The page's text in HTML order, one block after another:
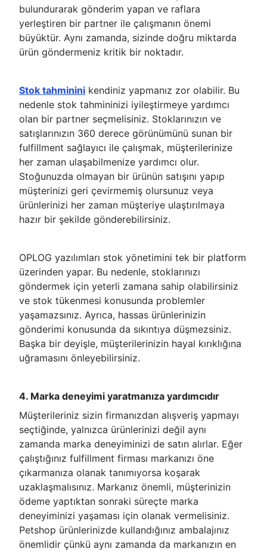
bulundurarak gönderim yapan ve raflara
yerleştiren bir partner ile çalışmanın önemi
büyüktür. Aynı zamanda, sizinde doğru miktarda
ürün göndermeniz kritik bir noktadır.
Stok tahminini kendiniz yapmanız zor olabilir. Bu
nedenle stok tahmininizi iyileştirmeye yardımcı
olan bir partner seçmelisiniz. Stoklarınızın ve
satışlarınızın 360 derece görünümünü sunan bir
fulfillment sağlayıcı ile çalışmak, müşterilerinize
her zaman ulaşabilmenize yardımcı olur.
Stoğunuzda olmayan bir ürünün satışını yapıp
müşterinizi geri çevirmemiş olursunuz veya
ürünlerinizi her zaman müşteriye ulaştırılmaya
hazır bir şekilde gönderebilirsiniz.
OPLOG yazılımları stok yönetimini tek bir platform
üzerinden yapar. Bu nedenle, stoklarınızı
göndermek için yeterli zamana sahip olabilirsiniz
ve stok tükenmesi konusunda problemler
yaşamazsınız. Ayrıca, hassas ürünlerinizin
gönderimi konusunda da sıkıntıya düşmezsiniz.
Başka bir deyişle, müşterilerinizin hayal kırıklığına
uğramasını önleyebilirsiniz.
4. Marka deneyimi yaratmanıza yardımcıdır
Müşterileriniz sizin firmanızdan alışveriş yapmayı
seçtiğinde, yalnızca ürünlerinizi değil aynı
zamanda marka deneyiminizi de satın alırlar. Eğer
çalıştığınız fulfillment firması markanızı öne
çıkarmanıza olanak tanımıyorsa koşarak
uzaklaşmalısınız. Markanız önemli, müşterinizin
ödeme yaptıktan sonraki süreçte marka
deneyiminizi yaşaması için olanak vermelisiniz.
Petshop ürünlerinizde kullandığınız ambalajınız
önemlidir çünkü aynı zamanda da markanızın en